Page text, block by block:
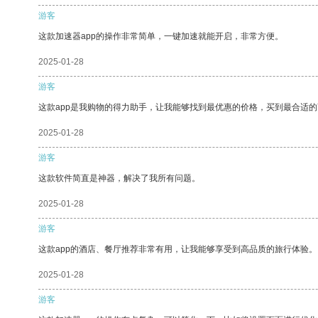
游客
这款加速器app的操作非常简单，一键加速就能开启，非常方便。
2025-01-28
游客
这款app是我购物的得力助手，让我能够找到最优惠的价格，买到最合适
2025-01-28
游客
这款软件简直是神器，解决了我所有问题。
2025-01-28
游客
这款app的酒店、餐厅推荐非常有用，让我能够享受到高品质的旅行体验。
2025-01-28
游客